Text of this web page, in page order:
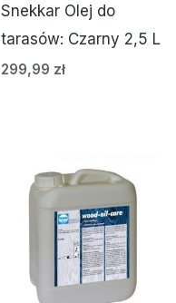
Snekkar Olej do
tarasów: Czarny 2,5 L
299,99 zł